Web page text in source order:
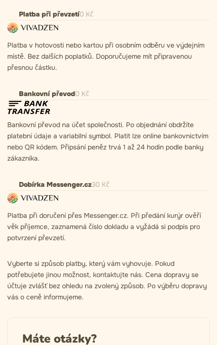
Platba při převzetí0 Kč
Platba v hotovosti nebo kartou při osobním odběru ve výdejním
místě. Bez dalších poplatků. Doporučujeme mít připravenou
přesnou částku.
Bankovní převod0 Kč
Bankovní převod na účet společnosti. Po objednání obdržíte
platební údaje a variabilní symbol. Platit lze online bankovnictvím
nebo QR kódem. Připsání peněz trvá 1 až 24 hodin podle banky
zákazníka.
Dobírka Messenger.cz30 Kč
Platba při doručení přes Messenger.cz. Při předání kurýr ověří
věk příjemce, zaznamená číslo dokladu a vyžádá si podpis pro
potvrzení převzetí.
Vyberte si způsob platby, který vám vyhovuje. Pokud
potřebujete jinou možnost, kontaktujte nás. Cena dopravy se
účtuje zvlášť bez ohledu na zvolený způsob. Po výběru dopravy
vás o ceně informujeme.
Máte otázky?